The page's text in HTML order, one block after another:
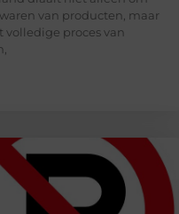
van producten, maar
volledige proces van